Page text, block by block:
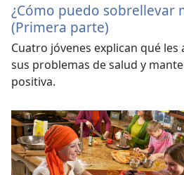
¿Cómo puedo sobrellevar
(Primera parte)
Cuatro jóvenes explican qué
sus problemas de salud y
positiva.